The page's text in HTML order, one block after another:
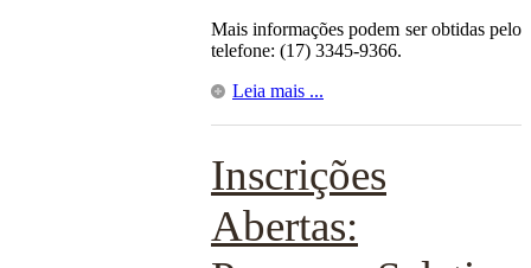
Mais informações podem ser obtidas pelo
telefone: (17) 3345-9366.
Leia mais ...
Inscrições
Abertas: